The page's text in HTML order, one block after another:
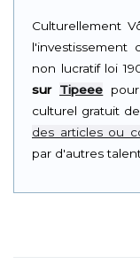
Culturellement
l'investissement
non lucratif loi
sur Tipeee
culturel gratuit
des articles ou
par d'autres